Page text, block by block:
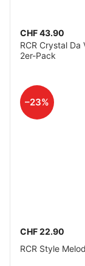
CHF 43.90
RCR Crystal Da
2er-Pack
–23%
CHF 22.90
RCR Style